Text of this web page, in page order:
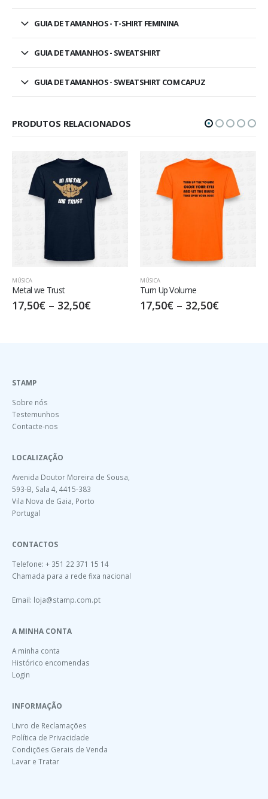
GUIA DE TAMANHOS - T-SHIRT FEMININA
GUIA DE TAMANHOS - SWEATSHIRT
GUIA DE TAMANHOS - SWEATSHIRT COM CAPUZ
PRODUTOS RELACIONADOS
Turn Up Volume
17,50€–
Roots and Culture
17,50€–
STAMP
Sobre nós
Testemunhos
Contacte-nos
LOCALIZAÇÃO
Avenida Doutor Moreira de Sousa,
593-B, Sala 4, 4415-383
Vila Nova de Gaia, Porto
Portugal
CONTACTOS
Telefone: + 351 22 371 15 14
Chamada para a rede fixa nacional
Email: loja@stamp.com.pt
A MINHA CONTA
A minha conta
Histórico encomendas
Login
INFORMAÇÃO
Livro de Reclamações
Política de Privacidade
Condições Gerais de Venda
Lavar e Tratar